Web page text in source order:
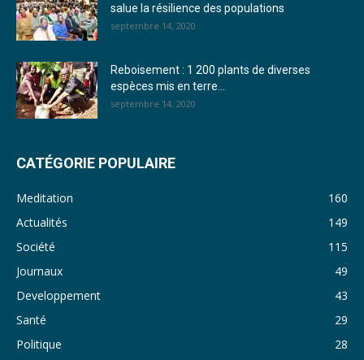
27. Journal jeudi 15 décembre 2022 - Rosalie SANA
salue la résilience des populations
septembre 14, 2020
Reboisement : 1 200 plants de diverses
espèces mis en terre...
septembre 14, 2020
CATÉGORIE POPULAIRE
Meditation
160
Actualités
149
Société
115
Journaux
49
Developpement
43
Santé
29
Politique
28